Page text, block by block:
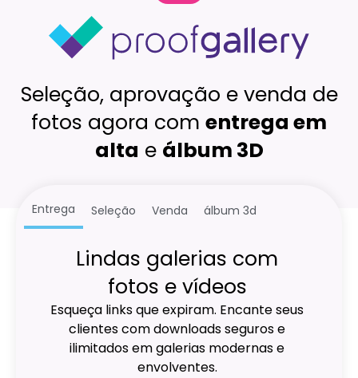
Seleção, aprovação e venda de
fotos agora com entrega em
alta e álbum 3D
Entrega Seleção Venda álbum 3d
Lindas galerias com
fotos e vídeos
Esqueça links que expiram. Encante seus
clientes com downloads seguros e
ilimitados em galerias modernas e
envolventes.